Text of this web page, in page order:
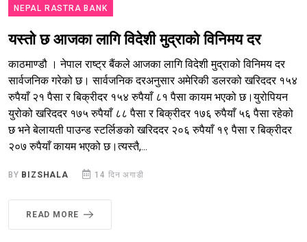
NEPAL RASTRA BANK
यस्तो छ आजका लागि विदेशी मुद्राको विनिमय दर
काठमाण्डौ । नेपाल राष्ट्र बैंकले आजका लागि विदेशी मुद्राको विनिमय दर
सार्वजनिक गरेको छ। सार्वजनिक दरअनुसार अमेरिकी डलरको खरिददर १५४
रुपैयाँ २१ पैसा र बिक्रीदर १५४ रुपैयाँ ८१ पैसा कायम भएको छ।युरोपियन
युरोको खरिददर १७५ रुपैयाँ ८८ पैसा र बिक्रीदर १७६ रुपैयाँ ५६ पैसा रहेको
छ भने बेलायती पाउन्ड स्टर्लिङको खरिददर २०६ रुपैयाँ १९ पैसा र बिक्रीदर
२०७ रुपैयाँ कायम भएको छ।त्यस्तै,...
BY BIZSHALA 14 दिन अगाडी
READ MORE